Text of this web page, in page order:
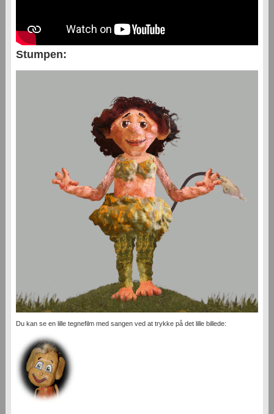
Stumpen:
Du kan se en lille tegnefilm med sangen ved at trykke på det lille billede: